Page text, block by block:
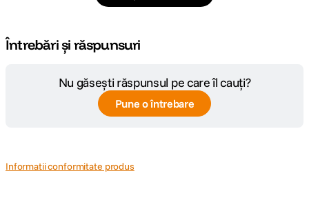
Dimensiune
fara cap
DETALII PRODUCATOR
Întrebări și răspunsuri
Nu găsești răspunsul pe care îl cauți?
Pune o întrebare
Informatii conformitate produs